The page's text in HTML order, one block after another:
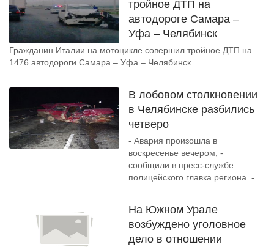
тройное ДТП на
автодороге Самара –
Уфа – Челябинск
Гражданин Италии на мотоцикле совершил тройное ДТП на
1476 автодороги Самара – Уфа – Челябинск....
В лобовом столкновении
в Челябинске разбились
четверо
- Авария произошла в
воскресенье вечером, -
сообщили в пресс-службе
полицейского главка региона. -...
На Южном Урале
возбуждено уголовное
дело в отношении